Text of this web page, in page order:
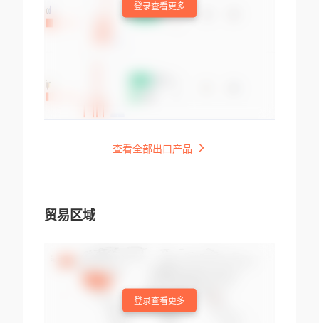
登录查看更多
查看全部出口产品
贸易区域
登录查看更多